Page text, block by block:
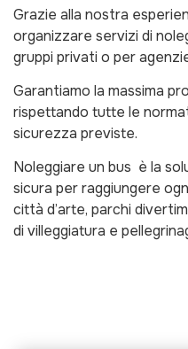
Grazie alla nostra
organizzare servizi di
gruppi privati o per
Garantiamo la massima
rispettando tutte le
sicurezza previste.
Noleggiare un bus è la
sicura per raggiungere
città d’arte, parchi
di villeggiatura e